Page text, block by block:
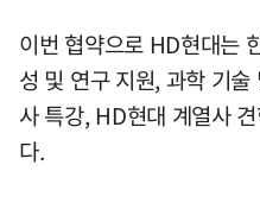
이번 협약으로 HD현대는
성 및 연구 지원, 과학 기
사 특강, HD현대 계열사
다.